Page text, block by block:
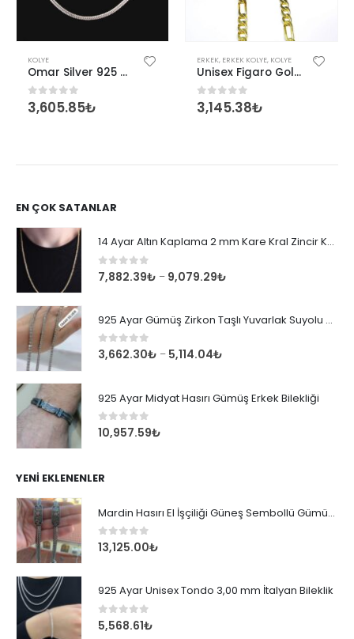
Bu ürünün birden fazla varyasyonu var. Seçenekler ürün sayfasından seçilebilir
KOLYE
Omar Silver 925 Ayar Gümüş İtalyan Yassı Yılan 2,5 Mm Kalın Kadın Gümüş Zincir Kolye
0out of 5
3,605.85₺
ERKEK, ERKEK KOLYE, KOLYE
Unisex Figaro Gold Altın Kaplama 925 Ayar Gümüş Zincir
0out of 5
3,145.38₺
EN ÇOK SATANLAR
14 Ayar Altın Kaplama 2 mm Kare Kral Zincir Kolye
0 out of 5
7,882.39₺ – 9,079.29₺
925 Ayar Gümüş Zirkon Taşlı Yuvarlak Suyolu Bileklik
0 out of 5
3,662.30₺ – 5,114.04₺
925 Ayar Midyat Hasırı Gümüş Erkek Bilekliği
0out of 5
10,957.59₺
YENI EKLENENLER
Mardin Hasırı El İşçiliği Güneş Sembollü Gümüş Erkek Bileklik
0out of 5
13,125.00₺
925 Ayar Unisex Tondo 3,00 mm İtalyan Bileklik
0 out of 5
5,568.61₺